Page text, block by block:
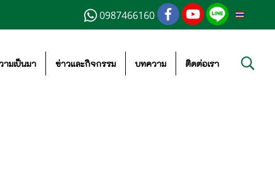
0987466160
ามเป็นมา ข่าวและกิจกรรม บทความ ติดต่อเรา